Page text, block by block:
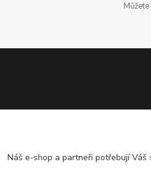
Náš e-shop a partneři potřebují Váš